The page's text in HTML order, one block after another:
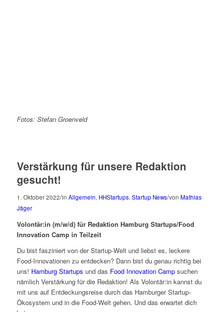
Fotos: Stefan Groenveld
Verstärkung für unsere Redaktion
gesucht!
1. Oktober 2022/in Allgemein, HHStartups, Startup News/von Mathias
Jäger
Volontär:in (m/w/d) für Redaktion Hamburg Startups/Food
Innovation Camp in Teilzeit
Du bist fasziniert von der Startup-Welt und liebst es, leckere
Food-Innovationen zu entdecken? Dann bist du genau richtig bei
uns! Hamburg Startups und das Food Innovation Campsuchen
nämlich Verstärkung für die Redaktion! Als Volontär:in kannst du
mit uns auf Entdeckungsreise durch das Hamburger Startup-
Ökosystem und in die Food-Welt gehen. Und das erwartet dich